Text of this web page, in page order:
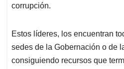
corrupción.
Estos líderes, los encuentran
sedes de la Gobernación o de
consiguiendo recursos que